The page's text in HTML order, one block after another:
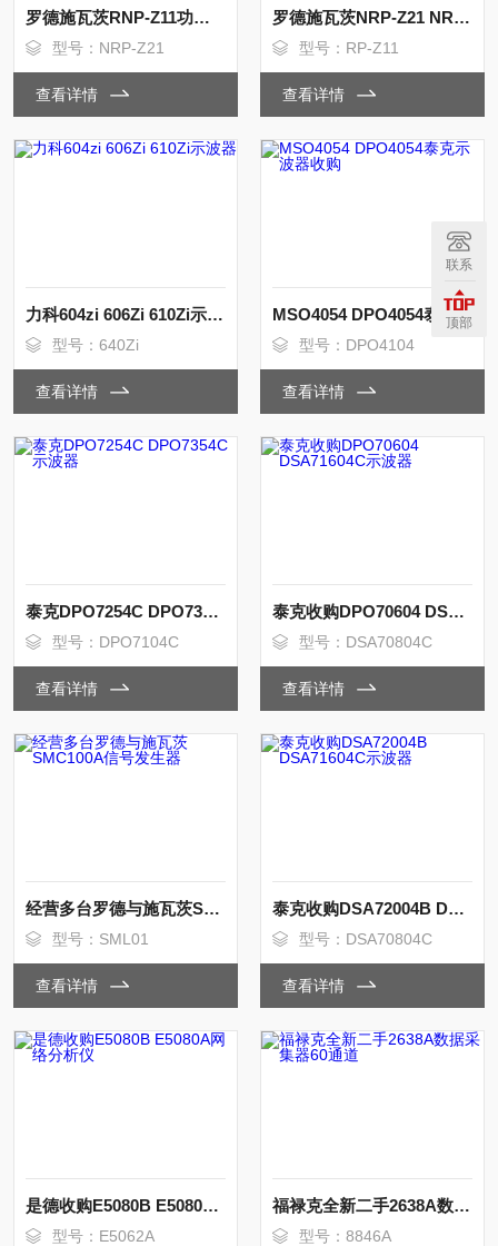
罗德施瓦茨RNP-Z11功率计探头
型号：NRP-Z21
查看详情
罗德施瓦茨NRP-Z21 NRT-Z44功率探头
型号：RP-Z11
查看详情
力科604zi 606Zi 610Zi示波器
型号：640Zi
查看详情
MSO4054 DPO4054泰克示波器收购
型号：DPO4104
查看详情
泰克DPO7254C DPO7354C示波器
型号：DPO7104C
查看详情
泰克收购DPO70604 DSA71604C示波器
型号：DSA70804C
查看详情
经营多台罗德与施瓦茨SMC100A信号发生器
型号：SML01
查看详情
泰克收购DSA72004B DSA71604C示波器
型号：DSA70804C
查看详情
是德收购E5080B E5080A网络分析仪
型号：E5062A
福禄克全新二手2638A数据采集器60通道
型号：8846A
联系
顶部